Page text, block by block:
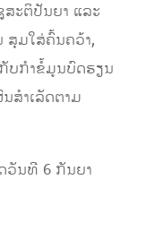
ະຕິປັນຍາ ແລະ
ສຸມໃສ່ຄົ້ນຄວ້າ,
ບກຳຂໍ້ມູນບົດຮຽນ
ສຳເລັດຕາມ
ວັນທີ 6 ກັນຍາ